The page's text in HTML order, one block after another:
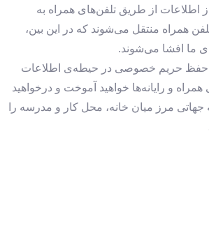
اطلاعات از طریق تلفن‌های همراه‌ به
همراه‌ منتقل می‌شوند که در این بین،
ما افشا می‌شوند.
حفظ حریم خصوصی در حیطه‌ی اطلاعات
و رایانه‌ها خواهید آموخت و درخواهید
جهاتی مرز میان خانه، محل کار و مدرسه را